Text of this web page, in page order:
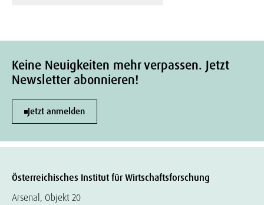
Keine Neuigkeiten mehr verpassen. Jetzt
Newsletter abonnieren!
Jetzt anmelden
Österreichisches Institut für Wirtschaftsforschung
Arsenal, Objekt 20